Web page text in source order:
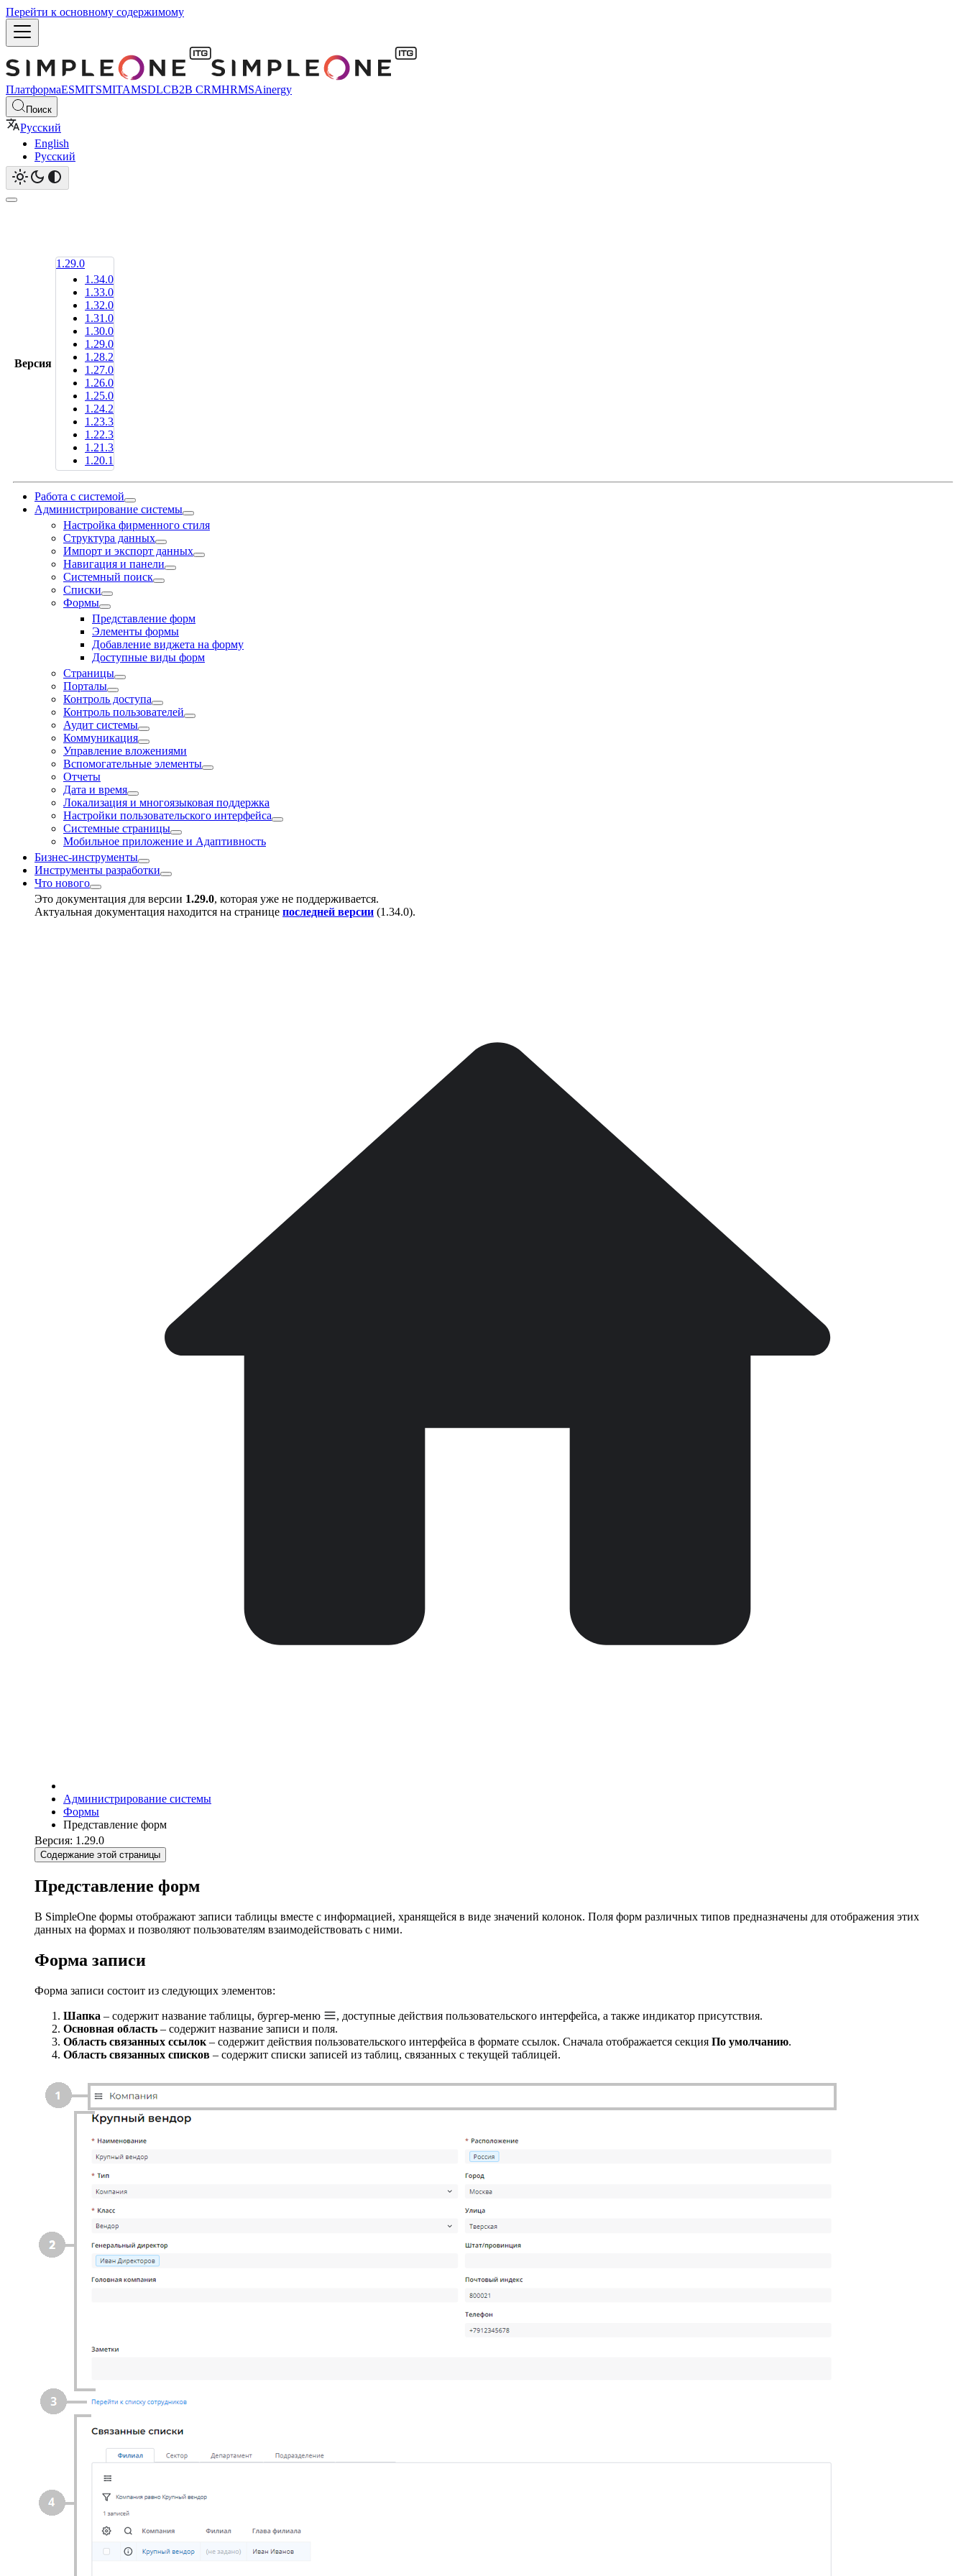
Перейти к основному содержимому
ПлатформаESMITSMITAMSDLCB2B CRMHRMSAinergy
Поиск
Русский
English
Русский
Версия
1.29.0
1.34.0
1.33.0
1.32.0
1.31.0
1.30.0
1.29.0
1.28.2
1.27.0
1.26.0
1.25.0
1.24.2
1.23.3
1.22.3
1.21.3
1.20.1
Работа с системой
Администрирование системы
Настройка фирменного стиля
Структура данных
Импорт и экспорт данных
Навигация и панели
Системный поиск
Списки
Формы
Представление форм
Элементы формы
Добавление виджета на форму
Доступные виды форм
Страницы
Порталы
Контроль доступа
Контроль пользователей
Аудит системы
Коммуникация
Управление вложениями
Вспомогательные элементы
Отчеты
Дата и время
Локализация и многоязыковая поддержка
Настройки пользовательского интерфейса
Системные страницы
Мобильное приложение и Адаптивность
Бизнес-инструменты
Инструменты разработки
Что нового
Это документация для версии 1.29.0, которая уже не поддерживается.
Актуальная документация находится на странице последней версии (1.34.0).
Администрирование системы
Формы
Представление форм
Версия: 1.29.0
Содержание этой страницы
Представление форм
В SimpleOne формы отображают записи таблицы вместе с информацией, хранящейся в виде значений колонок. Поля форм различных типов предназначены для отображения этих
данных на формах и позволяют пользователям взаимодействовать с ними.
Форма записи
Форма записи состоит из следующих элементов:
Шапка – содержит название таблицы, бургер-меню
, доступные действия пользовательского интерфейса, а также индикатор присутствия.
Основная область – содержит название записи и поля.
Область связанных ссылок – содержит действия пользовательского интерфейса в формате ссылок. Сначала отображается секция По умолчанию.
Область связанных списков – содержит списки записей из таблиц, связанных с текущей таблицей.